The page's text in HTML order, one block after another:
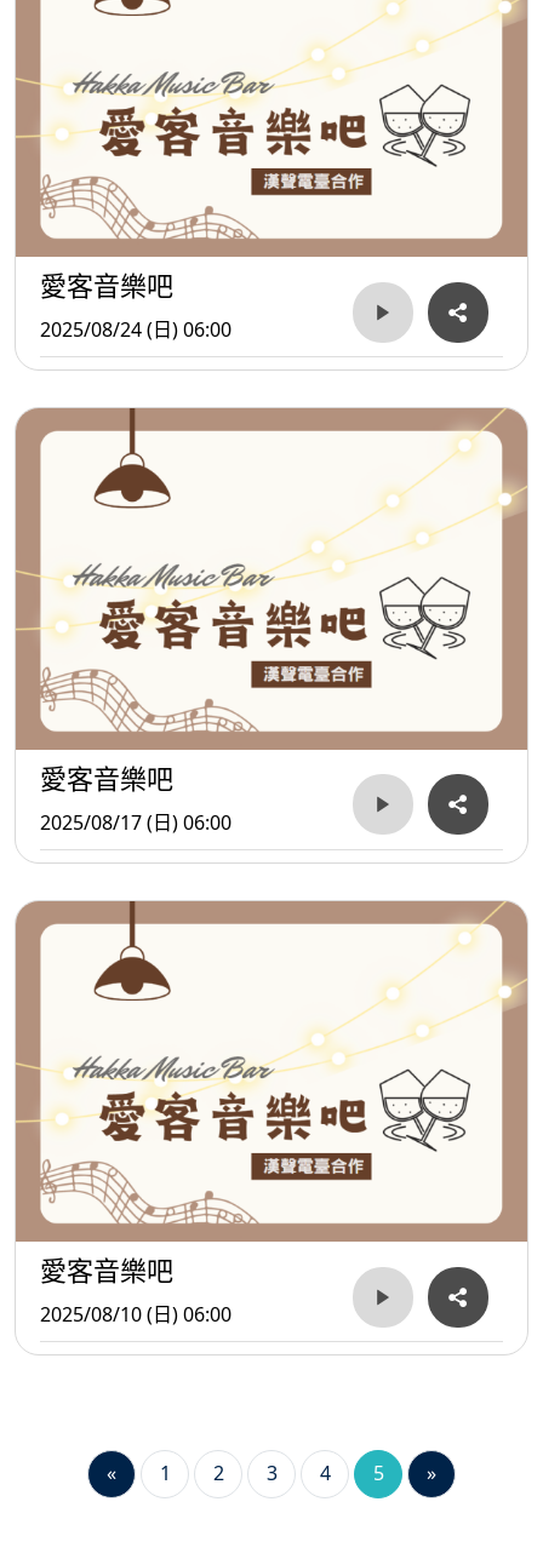
愛客音樂吧
2025/08/24 (日) 06:00
愛客音樂吧
2025/08/17 (日) 06:00
愛客音樂吧
2025/08/10 (日) 06:00
« 1 2 3 4 5 »